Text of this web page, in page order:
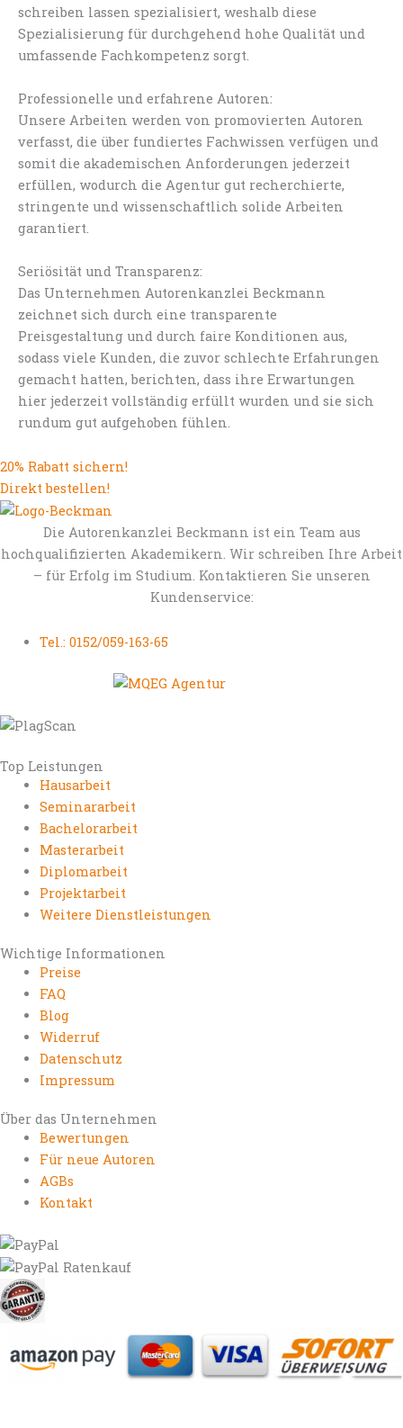
schreiben lassen spezialisiert, weshalb diese
Spezialisierung für durchgehend hohe Qualität und
umfassende Fachkompetenz sorgt.
Professionelle und erfahrene Autoren:
Unsere Arbeiten werden von promovierten Autoren
verfasst, die über fundiertes Fachwissen verfügen und
somit die akademischen Anforderungen jederzeit
erfüllen, wodurch die Agentur gut recherchierte,
stringente und wissenschaftlich solide Arbeiten
garantiert.
Seriösität und Transparenz:
Das Unternehmen Autorenkanzlei Beckmann
zeichnet sich durch eine transparente
Preisgestaltung und durch faire Konditionen aus,
sodass viele Kunden, die zuvor schlechte Erfahrungen
gemacht hatten, berichten, dass ihre Erwartungen
hier jederzeit vollständig erfüllt wurden und sie sich
rundum gut aufgehoben fühlen.
20% Rabatt sichern!
Direkt bestellen!
Die Autorenkanzlei Beckmann ist ein Team aus
hochqualifizierten Akademikern. Wir schreiben Ihre Arbeit
– für Erfolg im Studium. Kontaktieren Sie unseren
Kundenservice:
Tel.: 0152/059-163-65
Top Leistungen
Hausarbeit
Seminararbeit
Bachelorarbeit
Masterarbeit
Diplomarbeit
Projektarbeit
Weitere Dienstleistungen
Wichtige Informationen
Preise
FAQ
Blog
Widerruf
Datenschutz
Impressum
Über das Unternehmen
Bewertungen
Für neue Autoren
AGBs
Kontakt